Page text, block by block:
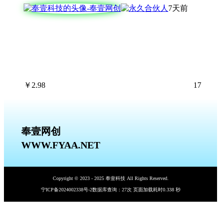
7天前
￥ 2.98 17
奉壹网创
WWW.FYAA.NET
Copyright © 2023 - 2025 奉壹科技 All Rights Reserved.
宁ICP备2024002338号-2数据库查询：27次 页面加载耗时0.338 秒